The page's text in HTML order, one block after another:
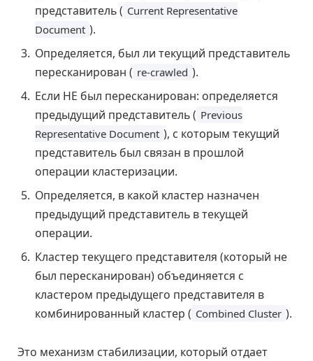
представитель ( Current Representative
Document ).
Определяется, был ли текущий представитель
пересканирован ( re-crawled ).
Если НЕ был пересканирован: определяется
предыдущий представитель ( Previous
Representative Document ), с которым текущий
представитель был связан в прошлой
операции кластеризации.
Определяется, в какой кластер назначен
предыдущий представитель в текущей
операции.
Кластер текущего представителя (который не
был пересканирован) объединяется с
кластером предыдущего представителя в
комбинированный кластер ( Combined Cluster ).
Это механизм стабилизации, который отдает